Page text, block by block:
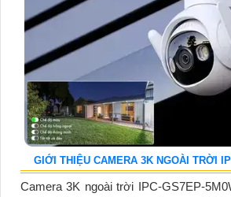
GIỚI THIỆU CAMERA 3K NGOÀI TRỜI
Camera 3K ngoài trời IPC-GS7EP-